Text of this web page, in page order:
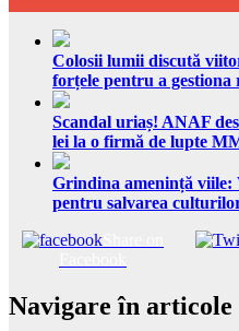
Colosii lumii discută
forțele pentru a gestiona
Scandal uriaș! ANAF
lei la o firmă de lupte
Grindina amenință
pentru salvarea
Navigare în articole